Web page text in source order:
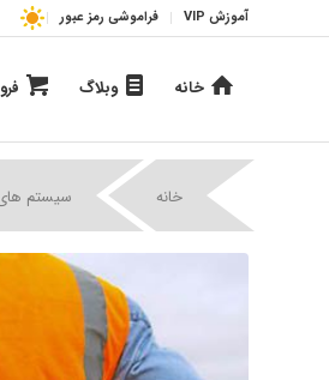
آموزش VIP فراموشی رمز عبور
خانه وبلاگ
خانه سیستم